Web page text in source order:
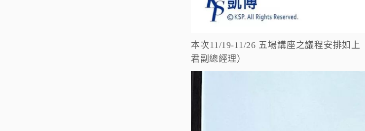
本次11/19-11/26 五場講座之議程安排如上
君副總經理）